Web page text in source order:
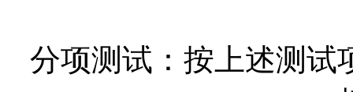
分项测试：按上述测试